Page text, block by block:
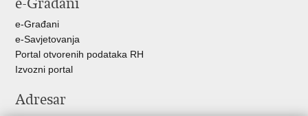
e-Građani
e-Građani
e-Savjetovanja
Portal otvorenih podataka RH
Izvozni portal
Adresar